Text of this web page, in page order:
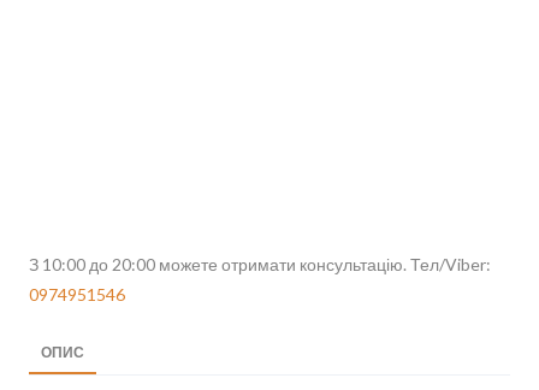
З 10:00 до 20:00 можете отримати консультацію. Тел/Viber:
0974951546
ОПИС